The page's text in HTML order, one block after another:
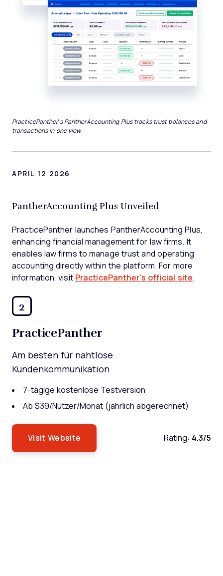
2
PracticePanther
Am besten für nahtlose
Kundenkommunikation
7-tägige kostenlose Testversion
Ab $39/Nutzer/Monat (jährlich abgerechnet)
Visit Website Rating: 4.3/5
PracticePanther’s PantherAccounting Plus tracks trust balances and
transactions in one view.
APRIL 12 2026
PantherAccounting Plus Unveiled
PracticePanther launches PantherAccounting Plus,
enhancing financial management for law firms. It
enables law firms to manage trust and operating
accounting directly within the platform. For more
information, visit PracticePanther's official site.